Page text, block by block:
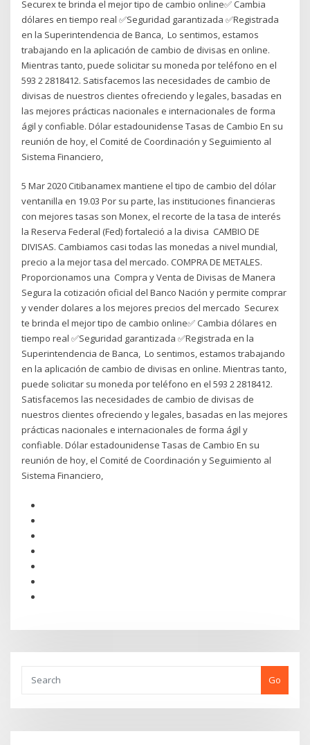
Securex te brinda el mejor tipo de cambio online✅ Cambia
dólares en tiempo real ✅Seguridad garantizada ✅Registrada
en la Superintendencia de Banca, Lo sentimos, estamos
trabajando en la aplicación de cambio de divisas en online.
Mientras tanto, puede solicitar su moneda por teléfono en el
593 2 2818412. Satisfacemos las necesidades de cambio de
divisas de nuestros clientes ofreciendo y legales, basadas en
las mejores prácticas nacionales e internacionales de forma
ágil y confiable. Dólar estadounidense Tasas de Cambio En su
reunión de hoy, el Comité de Coordinación y Seguimiento al
Sistema Financiero,
5 Mar 2020 Citibanamex mantiene el tipo de cambio del dólar
ventanilla en 19.03 Por su parte, las instituciones financieras
con mejores tasas son Monex, el recorte de la tasa de interés
la Reserva Federal (Fed) fortaleció a la divisa CAMBIO DE
DIVISAS. Cambiamos casi todas las monedas a nivel mundial,
precio a la mejor tasa del mercado. COMPRA DE METALES.
Proporcionamos una Compra y Venta de Divisas de Manera
Segura la cotización oficial del Banco Nación y permite comprar
y vender dolares a los mejores precios del mercado Securex
te brinda el mejor tipo de cambio online✅ Cambia dólares en
tiempo real ✅Seguridad garantizada ✅Registrada en la
Superintendencia de Banca, Lo sentimos, estamos trabajando
en la aplicación de cambio de divisas en online. Mientras tanto,
puede solicitar su moneda por teléfono en el 593 2 2818412.
Satisfacemos las necesidades de cambio de divisas de
nuestros clientes ofreciendo y legales, basadas en las mejores
prácticas nacionales e internacionales de forma ágil y
confiable. Dólar estadounidense Tasas de Cambio En su
reunión de hoy, el Comité de Coordinación y Seguimiento al
Sistema Financiero,
Go